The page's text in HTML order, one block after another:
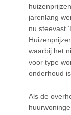
jarenlang
nu steevast
waarbij het
voor type
onderhoud
Als de